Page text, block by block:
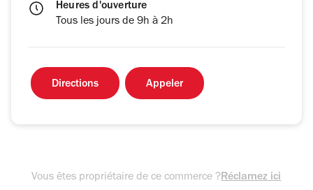
Heures d'ouverture
Tous les jours de 9h à 2h
Directions Appeler
Vous êtes propriétaire de ce commerce ?Réclamez ici